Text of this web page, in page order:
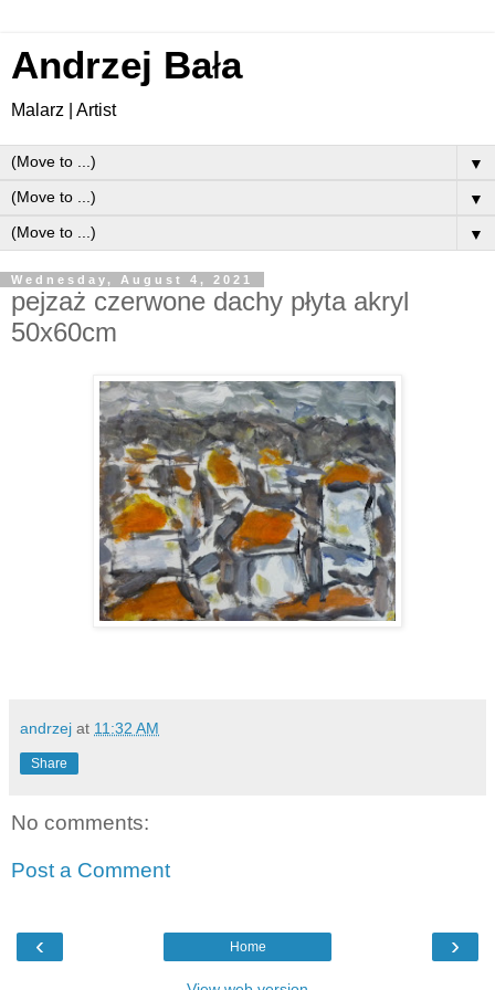
Andrzej Bała
Malarz | Artist
▼
▼
▼
Wednesday, August 4, 2021
pejzaż czerwone dachy płyta akryl
50x60cm
andrzej at 11:32 AM
Share
No comments:
Post a Comment
‹ ›
Home